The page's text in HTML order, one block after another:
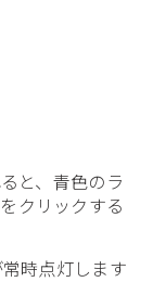
と、青色のラ
クリックする
時点灯します